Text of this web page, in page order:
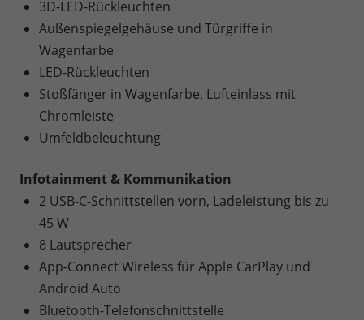
3D-LED-Rückleuchten
Außenspiegelgehäuse und Türgriffe in
Wagenfarbe
LED-Rückleuchten
Stoßfänger in Wagenfarbe, Lufteinlass mit
Chromleiste
Umfeldbeleuchtung
Infotainment & Kommunikation
2 USB-C-Schnittstellen vorn, Ladeleistung bis zu
45 W
8 Lautsprecher
App-Connect Wireless für Apple CarPlay und
Android Auto
Bluetooth-Telefonschnittstelle